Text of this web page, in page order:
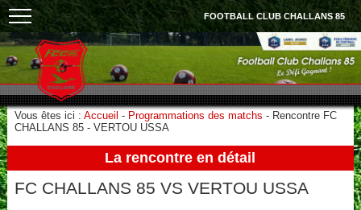
FOOTBALL CLUB CHALLANS 85
Vous êtes ici : Accueil - Programmations des matchs - Rencontre FC
CHALLANS 85 - VERTOU USSA
La rencontre en détail
FC CHALLANS 85 VS VERTOU USSA